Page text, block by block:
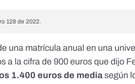
128 de 2022.
una matrícula anual en una
a la cifra de 900 euros que dijo
1.400 euros de mediasegún